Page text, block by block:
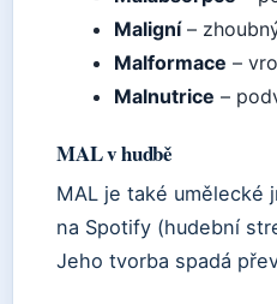
Maligní–
Malformace –
Malnutrice –
MAL v hudbě
MAL je také umělecké
na Spotify (hudební
Jeho tvorba spadá